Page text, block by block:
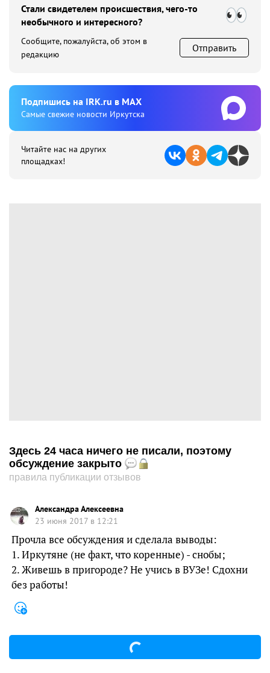
Стали свидетелем происшествия, чего-то
необычного и интересного?
Сообщите, пожалуйста, об этом в
редакцию
Отправить
Подпишиcь на IRK.ru в MAX
Cамые свежие новости Иркутска
Читайте нас на других
площадках!
Здесь 24 часа ничего не писали, поэтому
обсуждение закрыто
правила публикации отзывов
Александра Алексеевна
23 июня 2017 в 12:21
Прочла все обсуждения и сделала выводы:
1. Иркутяне (не факт, что коренные) - снобы;
2. Живешь в пригороде? Не учись в ВУЗе! Сдохни
без работы!